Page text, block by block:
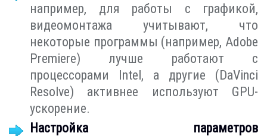
например, для работы с графикой,
видеомонтажа учитывают, что
некоторые программы (например, Adobe
Premiere) лучше работают с
процессорами Intel, а другие (DaVinci
Resolve) активнее используют GPU-
ускорение.
Настройка параметров